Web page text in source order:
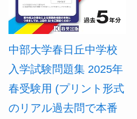
中部大学春日丘中学校
入学試験問題集 2025年
春受験用 (プリント形式
のリアル過去問で本番